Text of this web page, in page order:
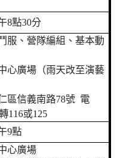
8點30分
服、營隊編組、基本動
心廣場（雨天改至演藝
區信義南路78號 電
116或125
9點
心廣場